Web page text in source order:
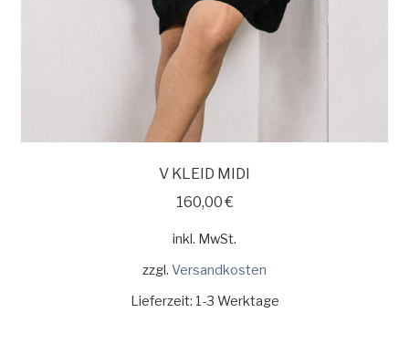
V KLEID MIDI
160,00€
inkl. MwSt.
zzgl. Versandkosten
Lieferzeit: 1-3 Werktage